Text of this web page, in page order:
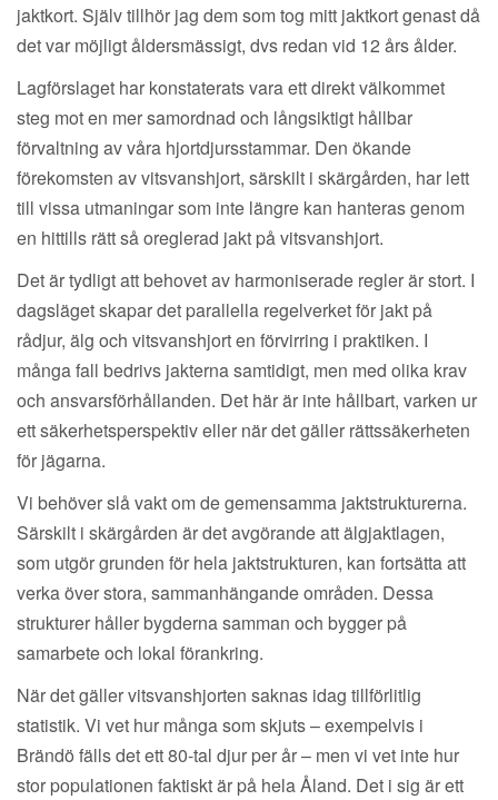
jaktkort. Själv tillhör jag dem som tog mitt jaktkort genast då
det var möjligt åldersmässigt, dvs redan vid 12 års ålder.
Lagförslaget har konstaterats vara ett direkt välkommet
steg mot en mer samordnad och långsiktigt hållbar
förvaltning av våra hjortdjursstammar. Den ökande
förekomsten av vitsvanshjort, särskilt i skärgården, har lett
till vissa utmaningar som inte längre kan hanteras genom
en hittills rätt så oreglerad jakt på vitsvanshjort.
Det är tydligt att behovet av harmoniserade regler är stort. I
dagsläget skapar det parallella regelverket för jakt på
rådjur, älg och vitsvanshjort en förvirring i praktiken. I
många fall bedrivs jakterna samtidigt, men med olika krav
och ansvarsförhållanden. Det här är inte hållbart, varken ur
ett säkerhetsperspektiv eller när det gäller rättssäkerheten
för jägarna.
Vi behöver slå vakt om de gemensamma jaktstrukturerna.
Särskilt i skärgården är det avgörande att älgjaktlagen,
som utgör grunden för hela jaktstrukturen, kan fortsätta att
verka över stora, sammanhängande områden. Dessa
strukturer håller bygderna samman och bygger på
samarbete och lokal förankring.
När det gäller vitsvanshjorten saknas idag tillförlitlig
statistik. Vi vet hur många som skjuts – exempelvis i
Brändö fälls det ett 80-tal djur per år – men vi vet inte hur
stor populationen faktiskt är på hela Åland. Det i sig är ett